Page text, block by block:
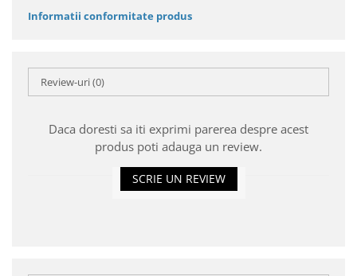
Informatii conformitate produs
Review-uri(0)
Daca doresti sa iti exprimi parerea despre acest
produs poti adauga un review.
SCRIE UN REVIEW